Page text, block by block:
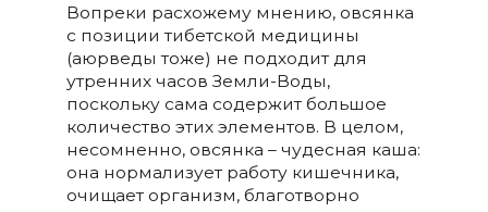
Вопреки расхожему мнению, овсянка
с позиции тибетской медицины
(аюрведы тоже) не подходит для
утренних часов Земли-Воды,
поскольку сама содержит большое
количество этих элементов. В целом,
несомненно, овсянка – чудесная каша:
она нормализует работу кишечника,
очищает организм, благотворно